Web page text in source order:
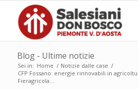
Blog - Ultime notizie
Sei in: Home / Notizie dalle case /
CFP Fossano: energie rinnovabili in
Fieragricola...